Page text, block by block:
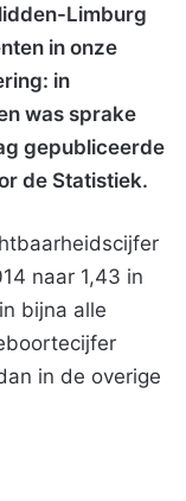
Limburg
in onze
in
was sprake
gepubliceerde
de Statistiek.
naar 1,43 in
bijna alle
in de overige